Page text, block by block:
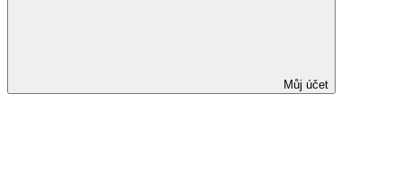
Můj účet